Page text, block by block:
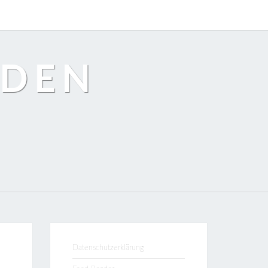
Datenschutzerklärung